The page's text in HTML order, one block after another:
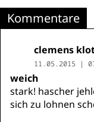
Kommentare
clemens
11.05.2015 |
weich
stark! hascher
sich zu lohnen